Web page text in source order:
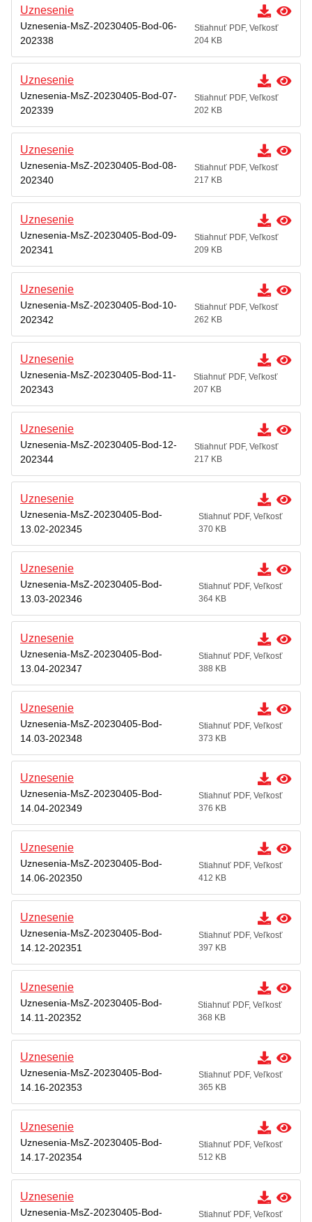
Miesto,lehota a spôsob podania opravného
prostriedku
Záverečný účet mesta
Územný plán
Dokumenty mesta
Uznesenie
Uznesenia-MsZ-20230405-Bod-06-
202338
Stiahnuť PDF, Veľkosť
204 KB
Uznesenie
Uznesenia-MsZ-20230405-Bod-07-
202339
Stiahnuť PDF, Veľkosť
202 KB
Uznesenie
Uznesenia-MsZ-20230405-Bod-08-
202340
Stiahnuť PDF, Veľkosť
217 KB
Uznesenie
Uznesenia-MsZ-20230405-Bod-09-
202341
Stiahnuť PDF, Veľkosť
209 KB
Uznesenie
Uznesenia-MsZ-20230405-Bod-10-
202342
Stiahnuť PDF, Veľkosť
262 KB
Uznesenie
Uznesenia-MsZ-20230405-Bod-11-
202343
Stiahnuť PDF, Veľkosť
207 KB
Uznesenie
Uznesenia-MsZ-20230405-Bod-12-
202344
Stiahnuť PDF, Veľkosť
217 KB
Uznesenie
Uznesenia-MsZ-20230405-Bod-
13.02-202345
Stiahnuť PDF, Veľkosť
370 KB
Uznesenie
Uznesenia-MsZ-20230405-Bod-
13.03-202346
Stiahnuť PDF, Veľkosť
364 KB
Uznesenie
Uznesenia-MsZ-20230405-Bod-
13.04-202347
Stiahnuť PDF, Veľkosť
388 KB
Uznesenie
Uznesenia-MsZ-20230405-Bod-
14.03-202348
Stiahnuť PDF, Veľkosť
373 KB
Uznesenie
Uznesenia-MsZ-20230405-Bod-
14.04-202349
Stiahnuť PDF, Veľkosť
376 KB
Uznesenie
Uznesenia-MsZ-20230405-Bod-
14.06-202350
Stiahnuť PDF, Veľkosť
412 KB
Uznesenie
Uznesenia-MsZ-20230405-Bod-
14.12-202351
Stiahnuť PDF, Veľkosť
397 KB
Uznesenie
Uznesenia-MsZ-20230405-Bod-
14.11-202352
Stiahnuť PDF, Veľkosť
368 KB
Uznesenie
Uznesenia-MsZ-20230405-Bod-
14.16-202353
Stiahnuť PDF, Veľkosť
365 KB
Uznesenie
Uznesenia-MsZ-20230405-Bod-
14.17-202354
Stiahnuť PDF, Veľkosť
512 KB
Uznesenie
Uznesenia-MsZ-20230405-Bod-
Stiahnuť PDF, Veľkosť